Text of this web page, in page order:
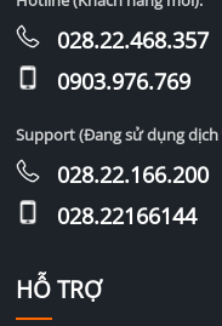
HỖ TRỢ
028.22.468.357
0903.976.769
Support (Đang sử dụng dịch
028.22.166.200
028.22166144